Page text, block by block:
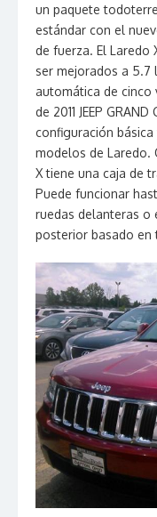
un paquete
estándar con el
de fuerza. El Laredo
ser mejorados a 5.7
automática de cinco
de 2011 JEEP
configuración
modelos de Laredo.
X tiene una caja de
Puede funcionar
ruedas delanteras o
posterior basado en